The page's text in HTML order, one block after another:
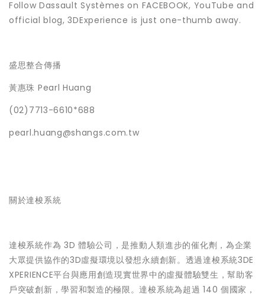
Follow Dassault Systèmes on FACEBOOK, YouTube and
official blog, 3DExperience is just one-thumb away.
盛思整合傳播
黃惠珠 Pearl Huang
(02)7713-6610*688
pearl.huang@shangs.com.tw
關於達梭系統
達梭系統作為 3D 體驗公司，是推動人類進步的催化劑，為企業
大眾提供協作的3D虛擬環境以發想永續創新。透過達梭系統3DE
XPERIENCE平台與應用創造現實世界中的虛擬體驗雙生，幫助客
戶突破創新，學習和製造的極限。達梭系統為超過 140 個國家，